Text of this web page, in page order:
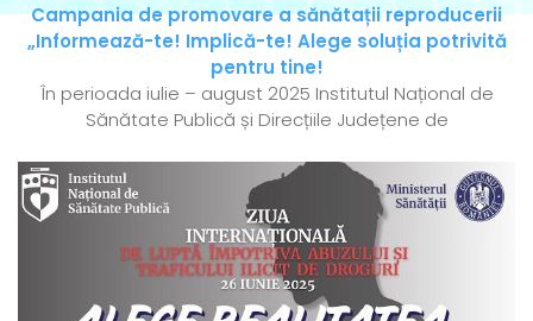
Campania de promovare a sănătații reproducerii
„Informează-te! Implică-te! Alege soluția potrivită
pentru tine!
În perioada iulie – august 2025 Institutul Național de
Sănătate Publică și Direcțiile Județene de